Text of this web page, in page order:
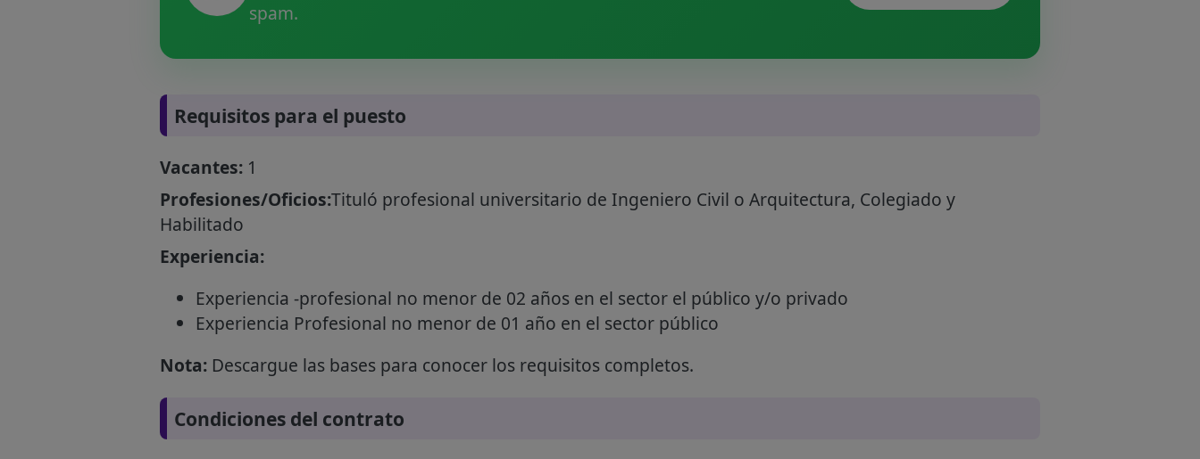
spam.
Requisitos para el puesto
Vacantes:1
Profesiones/Oficios:Tituló profesional universitario de Ingeniero Civil o Arquitectura, Colegiado y
Habilitado
Experiencia:
Experiencia -profesional no menor de 02 años en el sector el público y/o privado
Experiencia Profesional no menor de 01 año en el sector público
Nota:Descargue las bases para conocer los requisitos completos.
Condiciones del contrato